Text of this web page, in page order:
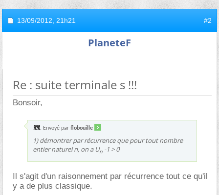
13/09/2012, 21h21 #2
PlaneteF
Re : suite terminale s !!!
Bonsoir,
Envoyé par flobouille
1) démontrer par récurrence que pour tout nombre
entier naturel n, on a Un -1 > 0
Il s'agit d'un raisonnement par récurrence tout ce qu'il
y a de plus classique.